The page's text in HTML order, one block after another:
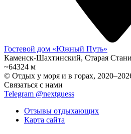
Гостевой дом «Южный Путь»
Каменск-Шахтинский, Старая
~64324 м
© Отдых у моря и в горах,
Связаться с нами
Telegram @nextguess
Отзывы отдыхающих
Карта сайта